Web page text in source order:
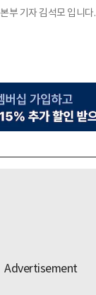
부 기자 김석모 입니다.